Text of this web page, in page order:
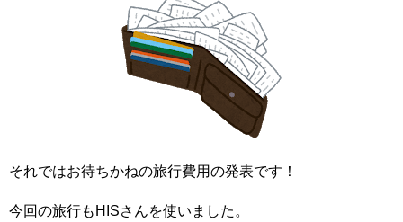
それではお待ちかねの旅行費用の発表です！
今回の旅行もHISさんを使いました。